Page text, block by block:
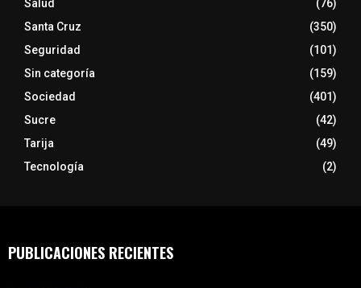
Salud
(76)
Santa Cruz
(350)
Seguridad
(101)
Sin categoría
(159)
Sociedad
(401)
Sucre
(42)
Tarija
(49)
Tecnología
(2)
PUBLICACIONES RECIENTES